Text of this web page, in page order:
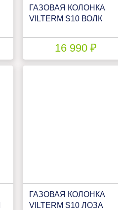
ГАЗОВАЯ КОЛОНКА
VILTERM S10 ВОЛК
16 990 ₽
ГАЗОВАЯ КОЛОНКА
VILTERM S10 ЛОЗА